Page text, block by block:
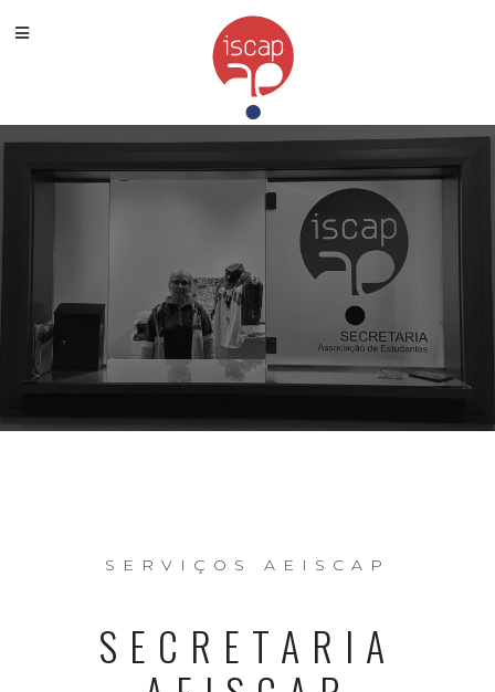
SERVIÇOS AEISCAP
SECRETARIA